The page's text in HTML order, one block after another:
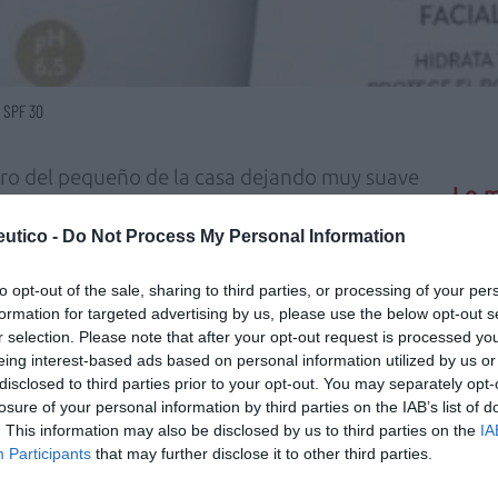
- Do Not Process My Personal Information
opt-out of the sale, sharing to third parties, or processing of your
for targeted advertising by us, please use the below opt-out
selection. Please note that after your opt-out request is processed
interest-based ads based on personal information utilized by us
to third parties prior to your opt-out. You may separately
of your personal information by third parties on the IAB’s list of
This information may also be disclosed by us to third parties on the
Participants that may further disclose it to other third parties.
30
del pequeño de la casa dejando muy suave
solar UVA-UVB protegiendo
acción calmante aportando confort
la delicada piel del bebé y niño a
ya que está testada pediátrica y
y no contiene parabenos, ni alcohol,
colorantes.
30 de BABÉ se vende en exclusiva en
Lo